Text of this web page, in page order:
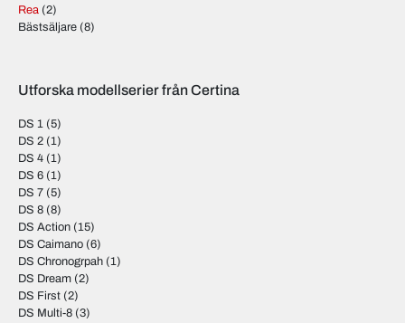
Rea (2)
Bästsäljare (8)
Utforska modellserier från Certina
DS 1 (5)
DS 2 (1)
DS 4 (1)
DS 6 (1)
DS 7 (5)
DS 8 (8)
DS Action (15)
DS Caimano (6)
DS Chronogrpah (1)
DS Dream (2)
DS First (2)
DS Multi-8 (3)